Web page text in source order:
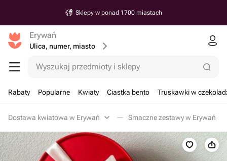
Erywań
Ulica, numer, miasto
Wyszukaj przedmioty i sklepy
Rabaty Popularne Kwiaty Ciastka bento Truskawki w
Dostawa kwiatowa w Erywań Smaczne zestawy w Erywań